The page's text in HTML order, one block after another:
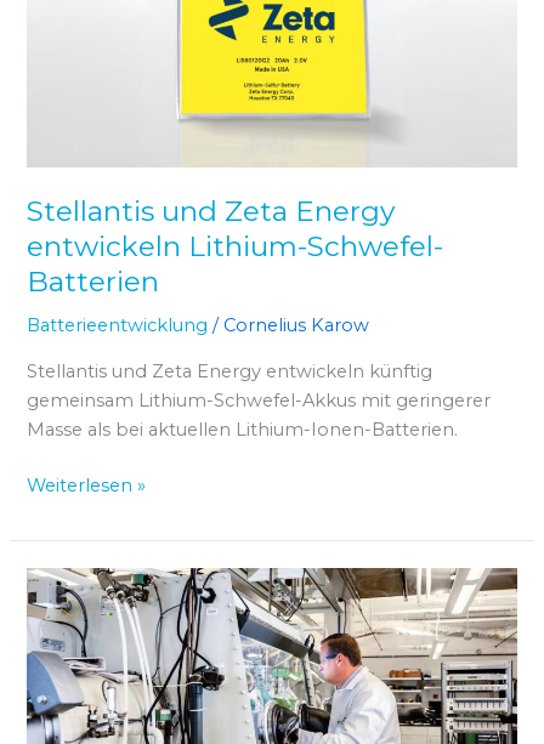
Stellantis und Zeta Energy
entwickeln Lithium-Schwefel-
Batterien
Batterieentwicklung / Cornelius Karow
Stellantis und Zeta Energy entwickeln künftig
gemeinsam Lithium-Schwefel-Akkus mit geringerer
Masse als bei aktuellen Lithium-Ionen-Batterien.
Weiterlesen »
USA
investieren
50
Millionen
Dollar
in